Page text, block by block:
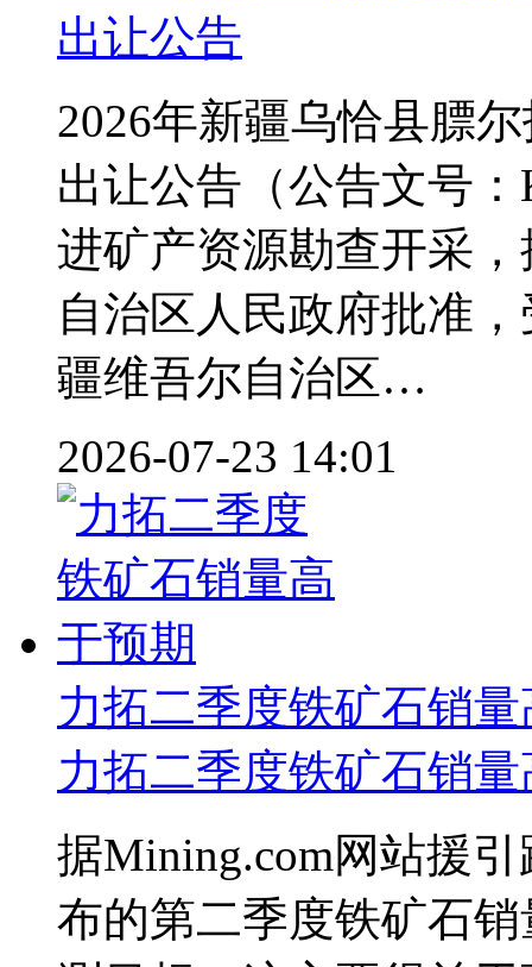
出让公告
2026年新疆乌恰县膘
出让公告（公告文号
进矿产资源勘查开采
自治区人民政府批准
疆维吾尔自治区…
2026-07-23 14:01
力拓二季度铁矿石销
力拓二季度铁矿石销
据Mining.com网站援
布的第二季度铁矿石